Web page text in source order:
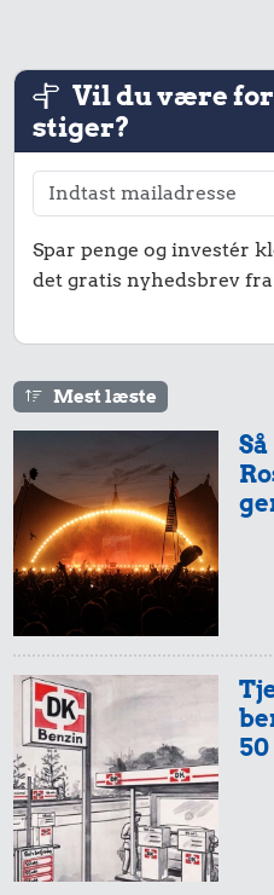
Vil du være
stiger?
Spar penge og investér
det gratis nyhedsbrev
Mest læste